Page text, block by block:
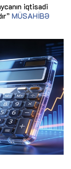
iqtisadi
MÜSAHİBƏ